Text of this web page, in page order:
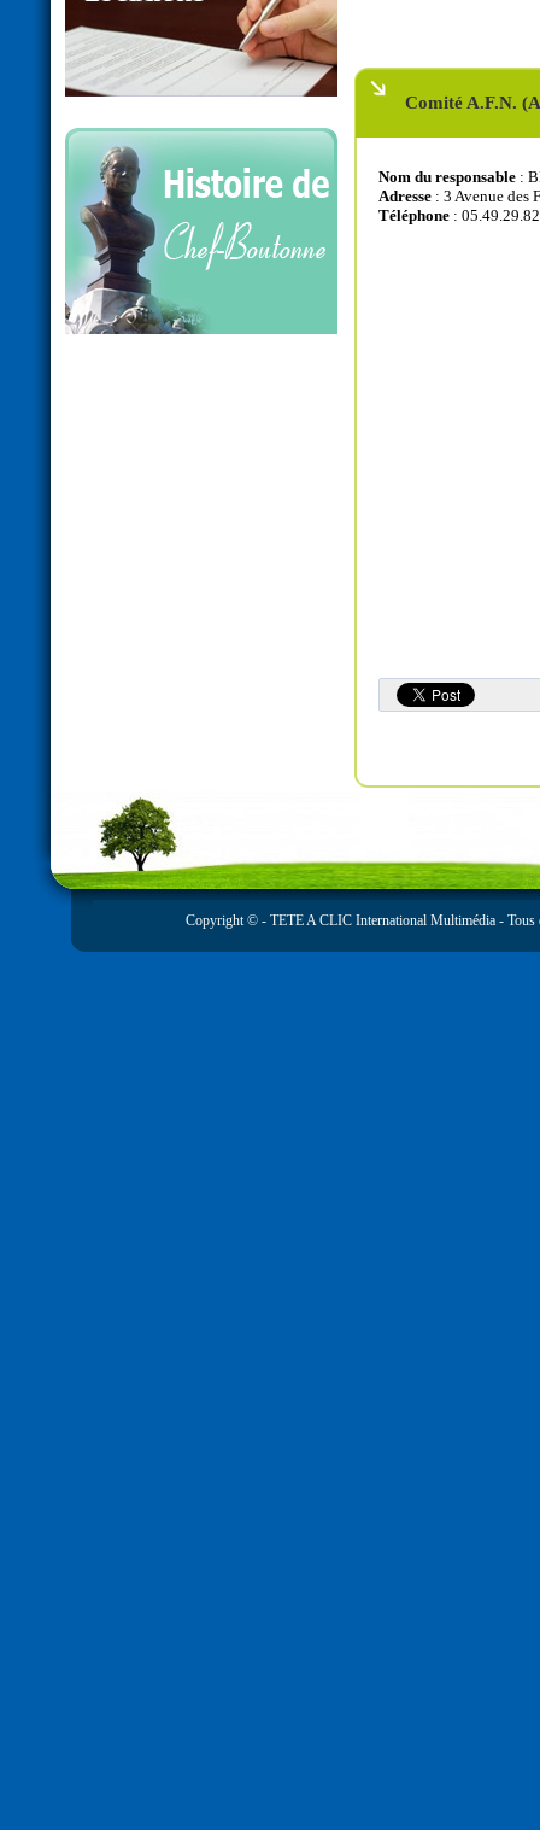
Comité A.F.N.
Nom du responsable :
Adresse : 3 Avenue des
Téléphone :
Copyright © - TETE A CLIC International Multimédia - Tous